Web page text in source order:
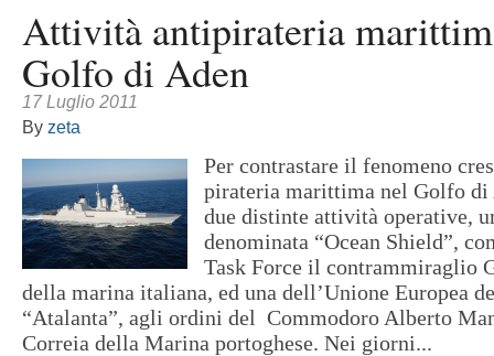
Attività antipirateria
Golfo di Aden
17 Luglio 2011
By zeta
Per contrastare il fenomeno
pirateria marittima nel Golfo di
due distinte attività operative,
denominata “Ocean Shield”,
Task Force il contrammiraglio
della marina italiana, ed una dell’Unione Europea
“Atalanta”, agli ordini del Commodoro Alberto
Correia della Marina portoghese. Nei giorni...